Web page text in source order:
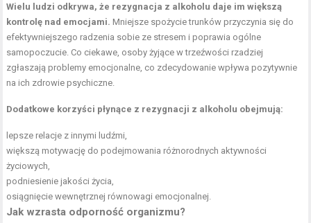
Wielu ludzi odkrywa, że rezygnacja z alkoholu daje im większą
kontrolę nad emocjami. Mniejsze spożycie trunków przyczynia się do
efektywniejszego radzenia sobie ze stresem i poprawia ogólne
samopoczucie. Co ciekawe, osoby żyjące w trzeźwości rzadziej
zgłaszają problemy emocjonalne, co zdecydowanie wpływa pozytywnie
na ich zdrowie psychiczne.
Dodatkowe korzyści płynące z rezygnacji z alkoholu obejmują:
lepsze relacje z innymi ludźmi,
większą motywację do podejmowania różnorodnych aktywności
życiowych,
podniesienie jakości życia,
osiągnięcie wewnętrznej równowagi emocjonalnej.
Jak wzrasta odporność organizmu?